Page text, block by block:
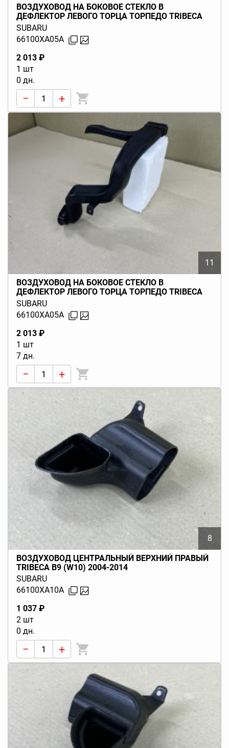
ВОЗДУХОВОД НА БОКОВОЕ СТЕКЛО В
ДЕФЛЕКТОР ЛЕВОГО ТОРЦА ТОРПЕДО TRIBECA
B9 (W10) 2004-2014
SUBARU
66100XA05A
2 013 ₽
1 шт
0 дн.
− +
11
ВОЗДУХОВОД НА БОКОВОЕ СТЕКЛО В
ДЕФЛЕКТОР ЛЕВОГО ТОРЦА ТОРПЕДО TRIBECA
B9 (W10) 2004-2014
SUBARU
66100XA05A
2 013 ₽
1 шт
7 дн.
− +
8
ВОЗДУХОВОД ЦЕНТРАЛЬНЫЙ ВЕРХНИЙ ПРАВЫЙ
TRIBECA B9 (W10) 2004-2014
SUBARU
66100XA10A
1 037 ₽
2 шт
0 дн.
− +